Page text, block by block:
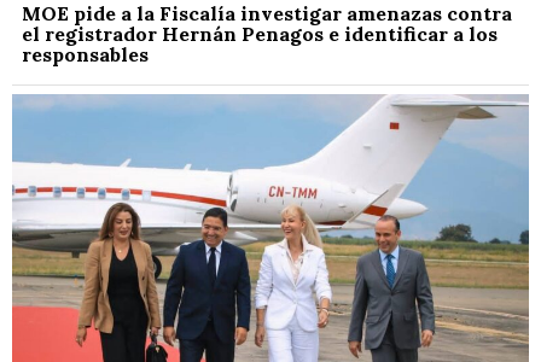
MOE pide a la Fiscalía investigar amenazas contra
el registrador Hernán Penagos e identificar a los
responsables